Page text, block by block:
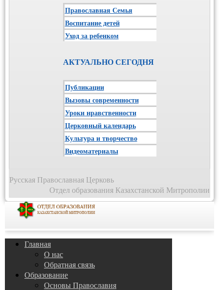
Православная Семья
Воспитание детей
Уход за ребенком
АКТУАЛЬНО СЕГОДНЯ
Публикации
Вызовы современности
Уроки нравственности
Церковный календарь
Культура и творчество
Видеоматериалы
Русская Православная Церковь
Отдел образования Казахстанской Митрополии
Главная
О нас
Обратная связь
Образование
Основы Православия